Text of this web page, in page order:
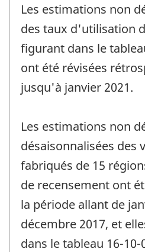
Les estimations non
des taux d'utilisation
figurant dans le
ont été révisées
jusqu'à janvier 2021.
Les estimations non
désaisonnalisées des
fabriqués de 15
de recensement ont
la période allant de
décembre 2017, et
dans le tableau 16-10-